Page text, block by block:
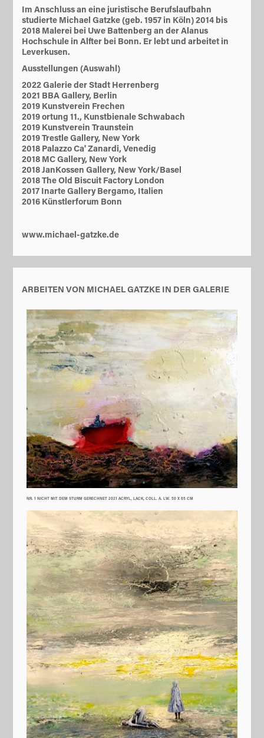
Im Anschluss an eine juristische Berufslaufbahn
studierte Michael Gatzke (geb. 1957 in Köln) 2014 bis
2018 Malerei bei Uwe Battenberg an der Alanus
Hochschule in Alfter bei Bonn. Er lebt und arbeitet in
Leverkusen.
Ausstellungen (Auswahl)
2022 Galerie der Stadt Herrenberg
2021 BBA Gallery, Berlin
2019 Kunstverein Frechen
2019 ortung 11., Kunstbienale Schwabach
2019 Kunstverein Traunstein
2019 Trestle Gallery, New York
2018 Palazzo Ca' Zanardi, Venedig
2018 MC Gallery, New York
2018 JanKossen Gallery, New York/Basel
2018 The Old Biscuit Factory London
2017 Inarte Gallery Bergamo, Italien
2016 Künstlerforum Bonn
www.michael-gatzke.de
ARBEITEN VON MICHAEL GATZKE IN DER GALERIE
NR. 1 NICHT MIT DEM STURM GERECHNET 2021 ACRYL, LACK, COLL. A. LW. 50 X 65 CM